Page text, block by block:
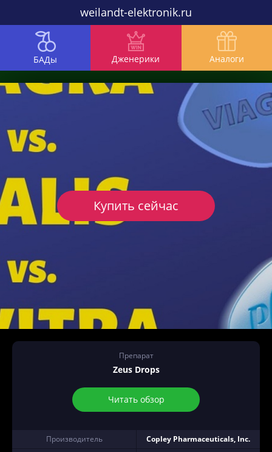
weilandt-elektronik.ru
БАДы Дженерики Аналоги
Препарат
Zeus Drops
Читать обзор
Производитель
Copley Pharmaceuticals, Inc.
Купить сейчас